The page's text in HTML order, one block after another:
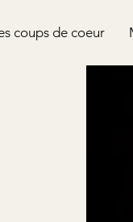
coups de coeur